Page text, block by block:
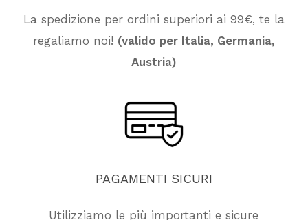
La spedizione per ordini superiori ai 99€, te la
regaliamo noi! (valido per Italia, Germania,
Austria)
PAGAMENTI SICURI
Utilizziamo le più importanti e sicure